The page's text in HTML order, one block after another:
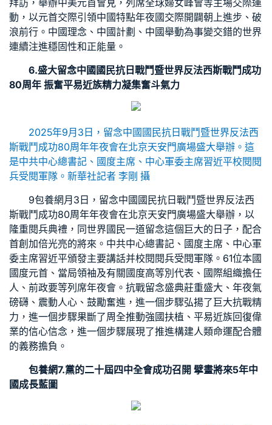
拜訪，舉辦中美元首會見，列席全球婦女峰會等主場交際運
動，以元首交際引領中國特點年夜國交際開闢朝上進步、破
浪前行。中國理念、中國計劃、中國舉動為事變交錯的世界
連續注進穩固性和正能量。
6.盛大留念中國國民抗日戰鬥暨世界反法西斯戰鬥成功
80周年 振奮平易近族精力凝集奮斗氣力
2025年9月3日，留念中國國民抗日戰鬥暨世界反法西
斯戰鬥成功80周年年夜會在北京天安門廣場盛大舉辦。這
是中共中心總書記、國度主席、中心軍委主席習近平校閱閱
兵受閱軍隊。新華社記者 李剛 攝
9包養網月3日，留念中國國民抗日戰鬥暨世界反法西
斯戰鬥成功80周年年夜會在北京天安門廣場盛大舉辦，以
隆重閱兵典禮，同世界國民一道留念這個巨大的日子，配合
首創加倍光亮的將來。中共中心總書記、國度主席、中心軍
委主席習近平頒發主要講話并校閱閱兵受閱軍隊。61位本國
國度元首、當局領袖及有關國度高等別代表、國際組織擔任
人、前政要等列席年夜會。抗戰留念盛典莊重盛大、年夜氣
磅礴、震動人心、鼓勵奮進，進一個步驟弘揚了巨大抗戰精
力，進一個步驟果斷了周全推動強國扶植、平易近族回復偉
業的信心信念，進一個步驟展現了推進構建人類命運配合體
的義務擔負。
包養網7.黨的二十屆四中全會成功召開 擘畫將來5年中
國成長藍圖